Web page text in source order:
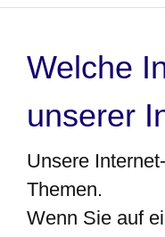
Welche
unserer
Unsere
Themen.
Wenn Sie auf